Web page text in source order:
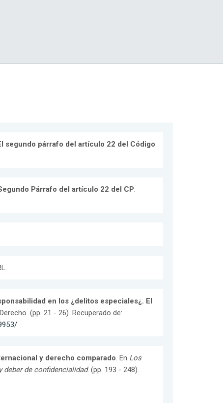
segundo párrafo del artículo 22 del Código
Párrafo del artículo 22 del CP.
en los ¿delitos especiales¿. El
(pp. 21 - 26). Recuperado de:
y derecho comparado. En Los
de confidencialidad. (pp. 193 - 248).